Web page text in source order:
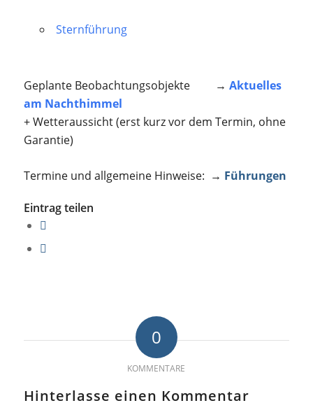
Sternführung
Geplante Beobachtungsobjekte → Aktuelles
am Nachthimmel
+ Wetteraussicht (erst kurz vor dem Termin, ohne
Garantie)
Termine und allgemeine Hinweise: → Führungen
Eintrag teilen
0
KOMMENTARE
Hinterlasse einen Kommentar